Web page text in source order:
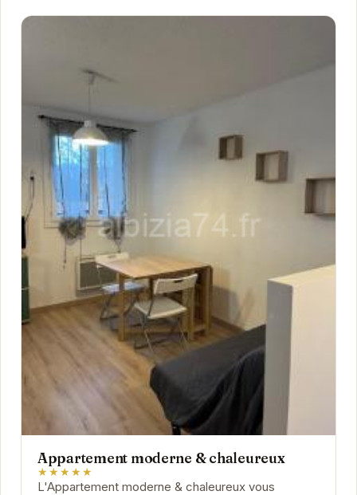
Appartement moderne & chaleureux
★★★★★
L'Appartement moderne & chaleureux vous